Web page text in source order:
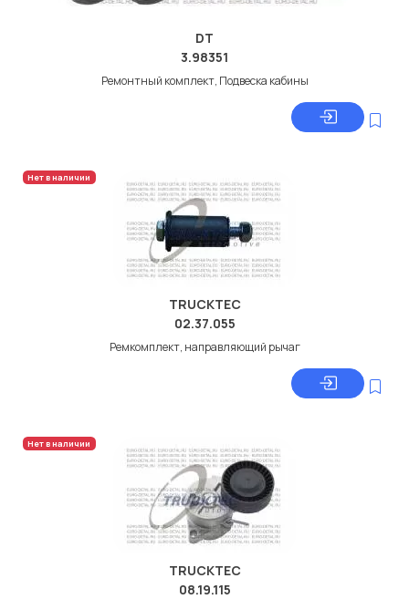
DT
3.98351
Ремонтный комплект, Подвеска кабины
Нет в наличии
TRUCKTEC
02.37.055
Ремкомплект, направляющий рычаг
Нет в наличии
TRUCKTEC
08.19.115